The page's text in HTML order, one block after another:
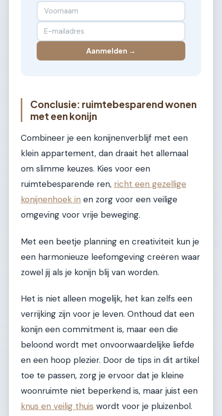
Aanmelden →
Conclusie: ruimtebesparend wonen
met een konijn
Combineer je een konijnenverblijf met een
klein appartement, dan draait het allemaal
om slimme keuzes. Kies voor een
ruimtebesparende ren, richt een gezellige
konijnenhoek in en zorg voor een veilige
omgeving voor vrije beweging.
Met een beetje planning en creativiteit kun je
een harmonieuze leefomgeving creëren waar
zowel jij als je konijn blij van worden.
Het is niet alleen mogelijk, het kan zelfs een
verrijking zijn voor je leven. Onthoud dat een
konijn een commitment is, maar een die
beloond wordt met onvoorwaardelijke liefde
en een hoop plezier. Door de tips in dit artikel
toe te passen, zorg je ervoor dat je kleine
woonruimte niet beperkend is, maar juist een
knus en veilig thuis wordt voor je pluizenbol.